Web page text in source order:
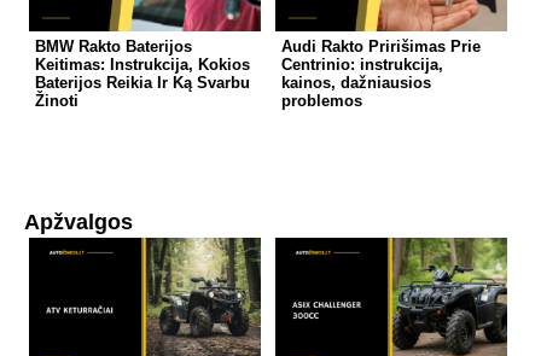
BMW Rakto Baterijos
Keitimas: Instrukcija, Kokios
Baterijos Reikia Ir Ką Svarbu
Žinoti
Audi Rakto Pririšimas Prie
Centrinio: instrukcija,
kainos, dažniausios
problemos
Apžvalgos